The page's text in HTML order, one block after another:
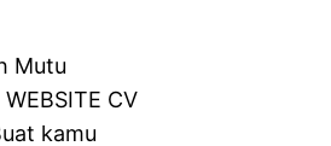
Mutu
CV
kamu